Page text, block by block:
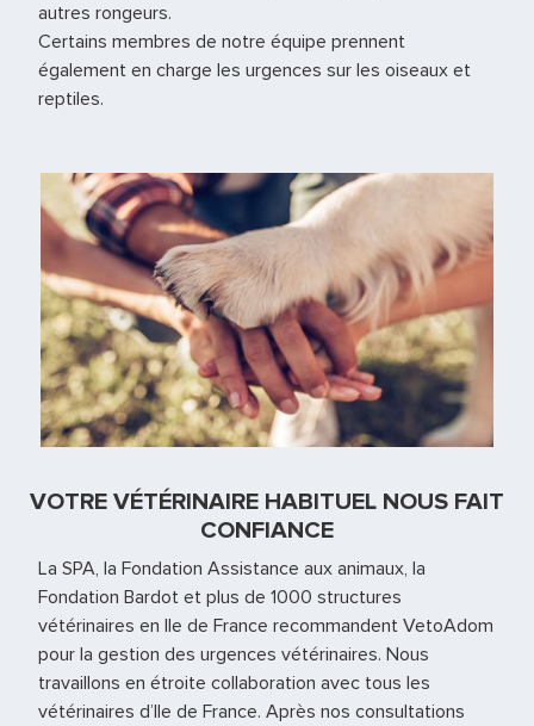
autres rongeurs.
Certains membres de notre équipe prennent
également en charge les urgences sur les oiseaux et
reptiles.
VOTRE VÉTÉRINAIRE HABITUEL NOUS FAIT
CONFIANCE
La SPA, la Fondation Assistance aux animaux, la
Fondation Bardot et plus de 1000 structures
vétérinaires en Ile de France recommandent VetoAdom
pour la gestion des urgences vétérinaires. Nous
travaillons en étroite collaboration avec tous les
vétérinaires d’Ile de France. Après nos consultations